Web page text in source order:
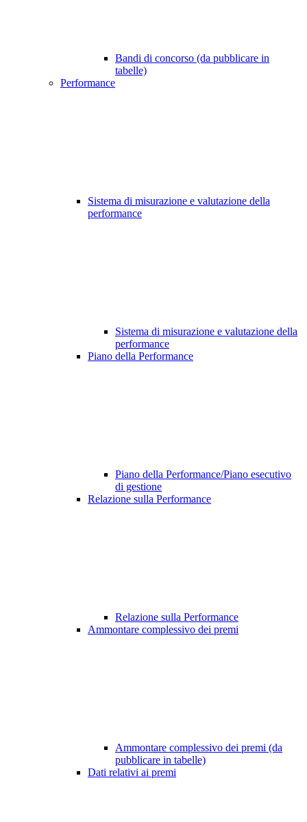
Bandi di concorso (da pubblicare in
tabelle)
Performance
Sistema di misurazione e valutazione della
performance
Sistema di misurazione e valutazione della
performance
Piano della Performance
Piano della Performance/Piano esecutivo
di gestione
Relazione sulla Performance
Relazione sulla Performance
Ammontare complessivo dei premi
Ammontare complessivo dei premi (da
pubblicare in tabelle)
Dati relativi ai premi